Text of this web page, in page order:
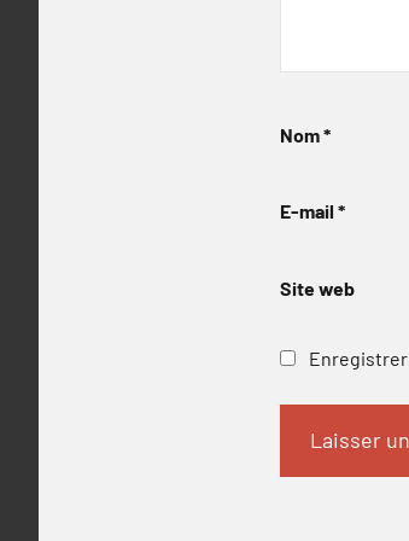
Nom*
E-mail *
Site web
Enregistrer